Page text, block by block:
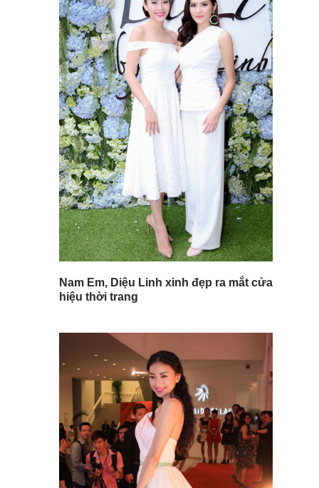
Nam Em, Diệu Linh xinh đẹp ra mắt cửa
hiệu thời trang